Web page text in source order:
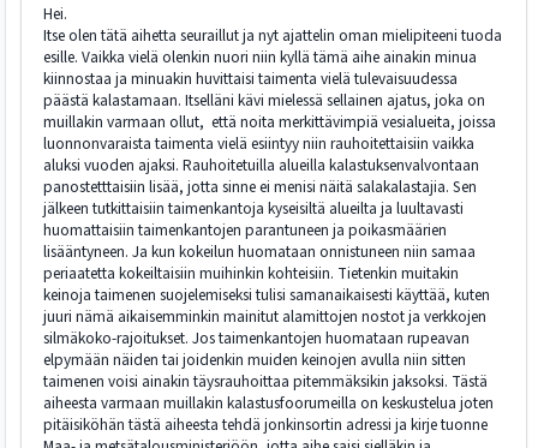
Hei.
Itse olen tätä aihetta seuraillut ja nyt ajattelin oman mielipiteeni tuoda
esille. Vaikka vielä olenkin nuori niin kyllä tämä aihe ainakin minua
kiinnostaa ja minuakin huvittaisi taimenta vielä tulevaisuudessa
päästä kalastamaan. Itselläni kävi mielessä sellainen ajatus, joka on
muillakin varmaan ollut, että noita merkittävimpiä vesialueita, joissa
luonnonvaraista taimenta vielä esiintyy niin rauhoitettaisiin vaikka
aluksi vuoden ajaksi. Rauhoitetuilla alueilla kalastuksenvalvontaan
panostetttaisiin lisää, jotta sinne ei menisi näitä salakalastajia. Sen
jälkeen tutkittaisiin taimenkantoja kyseisiltä alueilta ja luultavasti
huomattaisiin taimenkantojen parantuneen ja poikasmäärien
lisääntyneen. Ja kun kokeilun huomataan onnistuneen niin samaa
periaatetta kokeiltaisiin muihinkin kohteisiin. Tietenkin muitakin
keinoja taimenen suojelemiseksi tulisi samanaikaisesti käyttää, kuten
juuri nämä aikaisemminkin mainitut alamittojen nostot ja verkkojen
silmäkoko-rajoitukset. Jos taimenkantojen huomataan rupeavan
elpymään näiden tai joidenkin muiden keinojen avulla niin sitten
taimenen voisi ainakin täysrauhoittaa pitemmäksikin jaksoksi. Tästä
aiheesta varmaan muillakin kalastusfoorumeilla on keskustelua joten
pitäisiköhän tästä aiheesta tehdä jonkinsortin adressi ja kirje tuonne